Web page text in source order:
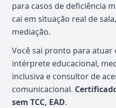
para casos de deficiência
cai em situação real de
mediação.
Você sai pronto para atuar
intérprete educacional,
inclusiva e consultor de
comunicacional.
sem TCC, EAD.